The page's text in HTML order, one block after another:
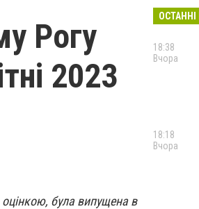
Рогу
2023
була випущена в
18:38
Вчора
18:18
Вчора